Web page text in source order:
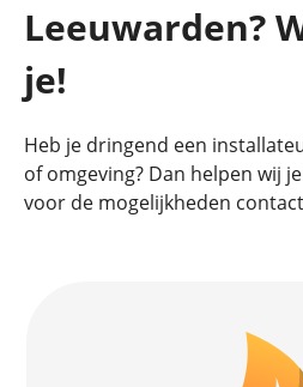
Leeuwarden?
je!
Heb je dringend een
of omgeving? Dan helpen wij
voor de mogelijkheden